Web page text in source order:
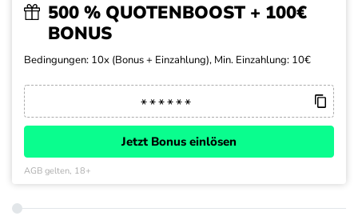
500 % QUOTENBOOST + 100€
BONUS
Bedingungen: 10x (Bonus + Einzahlung), Min. Einzahlung: 10€
Jetzt Bonus einlösen
AGB gelten, 18+